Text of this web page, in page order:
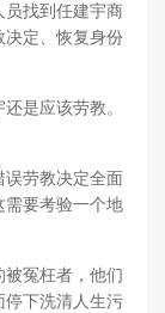
员找到任建宇商
决定、恢复身份
是应该劳教。
误劳教决定全面
需要考验一个地
冤枉者，他们
停下洗清人生污